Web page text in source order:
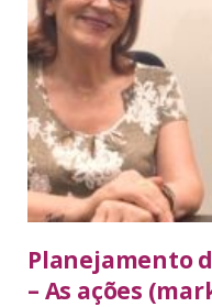
Planejamento
– As ações